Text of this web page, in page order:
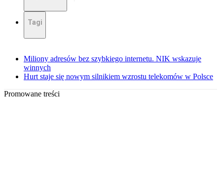
Tagi
Miliony adresów bez szybkiego internetu. NIK wskazuje
winnych
Hurt staje się nowym silnikiem wzrostu telekomów w Polsce
Promowane treści